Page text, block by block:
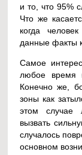
и то, что 95%
Что же
когда
данные факты
Самое
любое время
Конечно же,
зоны как
этом случае
вызвать
случалось
основном